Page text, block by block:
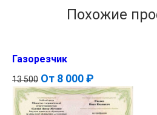
Похожие
Газорезчик
13 500 От 8 000 ₽